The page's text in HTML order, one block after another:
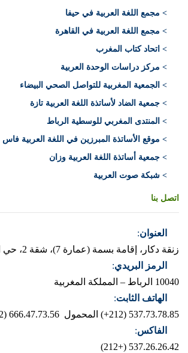
> مجمع اللغة العربية في حيفا
> مجمع اللغة العربية في القاهرة
> اتحاد كتاب المغرب
> مركز دراسات الوحدة العربية
> الجمعية المغربية للتواصل الصحي البيضاء
> جمعية الضاد لأساتذة اللغة العربية تازة
> المنتدى المغربي للوسطية الرباط
> موقع الأساتذة المبرزين في اللغة العربية فاس
> جمعية أساتذة اللغة العربية وزان
> شبكة صوت العربية
اتصل بنا
العنوان:
زنقة دكار، إقامة بسمة (عمارة 7)، شقة 2، حي المحيط – الرباط
الرمز البريدي:
10040 الرباط – المملكة المغربية
الهاتف الثابت:
537.73.78.85 (212+)
المحمول 666.47.73.56 (212+)
الفاكس:
537.26.26.42 (+212)